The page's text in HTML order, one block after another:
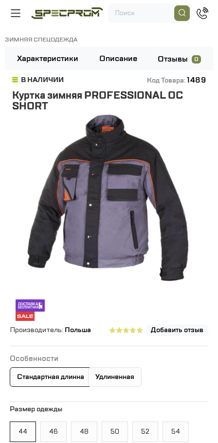
ЗИМНЯЯ СПЕЦОДЕЖДА
Характеристики Описание Отзывы 0
В НАЛИЧИИ Код Товара:1489
Куртка зимняя PROFESSIONAL OC
SHORT
Добавить отзыв
Производитель: Польша
Особенности
Стандартная длинна Удлиненная
Размер одежды
44 46 48 50 52 54